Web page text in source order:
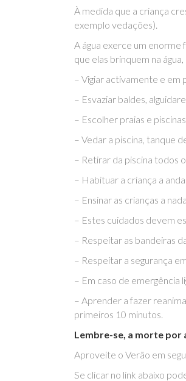
À medida que a criança
exemplo vedações).
A água exerce um enorme
que elas brinquem na
– Vigiar activamente e em
– Esvaziar baldes,
– Escolher praias e
– Vedar a piscina, tanque
– Retirar da piscina todos
– Habituar a criança a
– Ensinar as crianças a
– Estes cuidados devem
– Respeitar as bandeiras
– Respeitar a segurança
– Em caso de emergência
– Aprender a fazer
primeiros 10 minutos.
Lembre-se, a morte por
Aproveite o Verão em
Se clicar no link abaixo